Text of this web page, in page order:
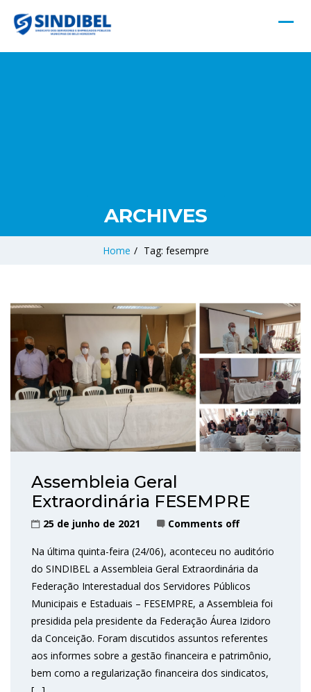
ARCHIVES
Home / Tag: fesempre
Assembleia Geral
Extraordinária FESEMPRE
25 de junho de 2021 Comments off
Na última quinta-feira (24/06), aconteceu no auditório
do SINDIBEL a Assembleia Geral Extraordinária da
Federação Interestadual dos Servidores Públicos
Municipais e Estaduais – FESEMPRE, a Assembleia foi
presidida pela presidente da Federação Áurea Izidoro
da Conceição. Foram discutidos assuntos referentes
aos informes sobre a gestão financeira e patrimônio,
bem como a regularização financeira dos sindicatos,